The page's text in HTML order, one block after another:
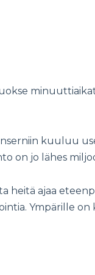
kuuluu
on jo lähes
heitä ajaa
Ympärille on